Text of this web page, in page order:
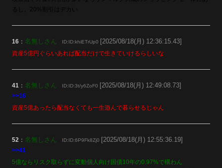
るし。20%割引はデカい
16 ： 名無しさん ID:ID:khiETrUp0 [2025/08/18(月) 12:36:15.43]
資産5億円ぐらいあれば配当だけで生きていけるらしいな
41 ： 名無しさん ID:ID:3t/y6ZoF0 [2025/08/18(月) 12:49:08.73]
>>16
資産5億あったら配当なくても一生遊んで暮らせるじゃん
52 ： 名無しさん ID:ID:6P9Fk8Zj0 [2025/08/18(月) 12:55:36.19]
>>41
5億ならリスク取らずに変動個人向け国債10年の0.97%で構わん